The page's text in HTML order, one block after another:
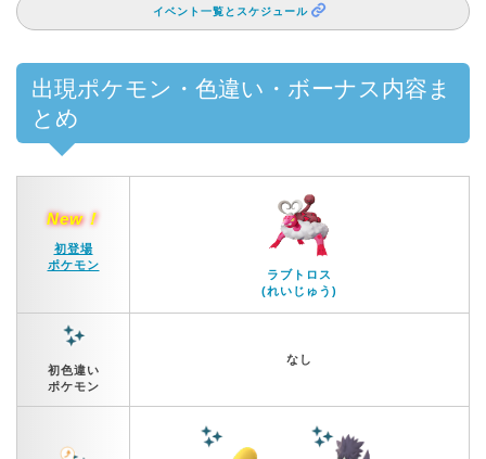
イベント一覧とスケジュール
出現ポケモン・色違い・ボーナス内容ま
とめ
New！
初登場
ポケモン
ラブトロス
(れいじゅう)
初色違い
ポケモン
なし